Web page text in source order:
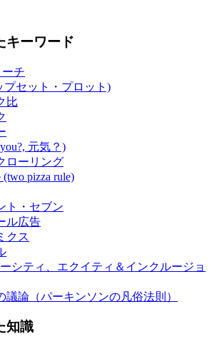
キーワード
ーチ
プセット・プロット)
比
元気？)
ローリング
pizza rule)
ト・セブン
ル広告
クス
シティ、エクイティ＆インクルージョ
議論（パーキンソンの凡俗法則）
知識